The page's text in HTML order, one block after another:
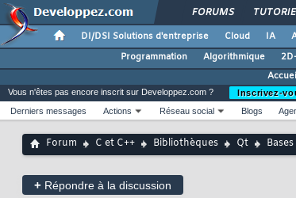
FORUMS
DI/DSI Solutions d'entreprise Cloud IA
Programmation
Algorithmique
Vous n'êtes pas encore inscrit sur Developpez.com ?
Inscrivez-
Derniers messages
Actions Réseau social Blogs
Forum C et C++ Bibliothèques Qt
+ Répondre à la discussion